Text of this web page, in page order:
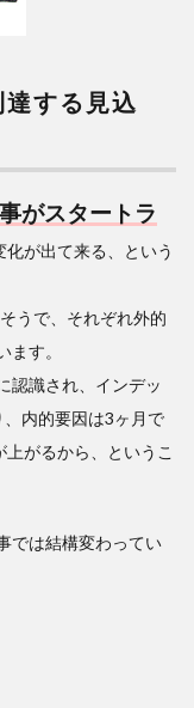
する見込
がスタートラ
が出て来る、という
うで、それぞれ外的
す。
認識され、インデッ
内的要因は3ヶ月で
がるから、というこ
では結構変わってい